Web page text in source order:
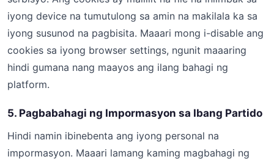
iyong device na tumutulong sa amin na makilala ka sa
iyong susunod na pagbisita. Maaari mong i-disable ang
cookies sa iyong browser settings, ngunit maaaring
hindi gumana nang maayos ang ilang bahagi ng
platform.
5. Pagbabahagi ng Impormasyon sa Ibang Partido
Hindi namin ibinebenta ang iyong personal na
impormasyon. Maaari lamang kaming magbahagi ng